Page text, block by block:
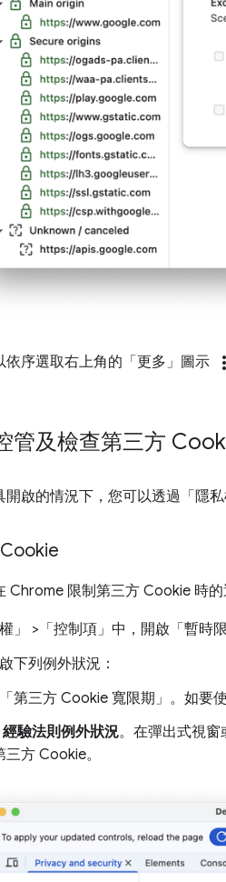
依序選取右上角的「更多」圖示 more_vert
管及檢查第三方
啟的情況下，您可以透過「隱私
Chrome 限制第三方 Cookie 時
」 >「控制項」 中，開啟「暫時
下列例外狀況：
「第三方 Cookie 寬限期」 。如要
經驗法則例外狀況。在彈出式視窗
三方 Cookie。